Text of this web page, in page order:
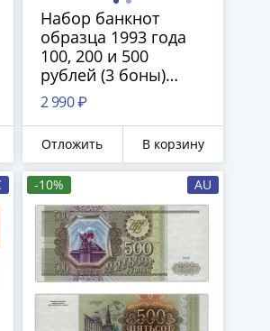
Набор банкнот
образца 1993 года
100, 200 и 500
рублей (3 боны)
ПРЕСС
2 990 ₽
Отложить В корзину
-10% AU